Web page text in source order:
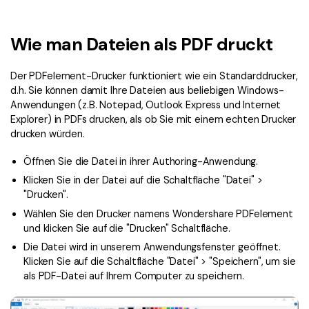
PDF komprimieren
PDF zusammenfügen
Weitere Online-Tools
PDF komprimieren
PDF organisieren
Professionelle Anwender
PDF Formular
PDF Signieren
PDF schützen
Konvertierung Tipps
Komprimieren Tipps
Weitere Themen finden
Kundengeschichten
PDF-Software-Vergleich
G2 Awards
Bessere Nutzung
Wie man Dateien als PDF druckt
Der PDFelement-Drucker funktioniert wie ein Standarddrucker,
d.h. Sie können damit Ihre Dateien aus beliebigen Windows-
Anwendungen (z.B. Notepad, Outlook Express und Internet
Explorer) in PDFs drucken, als ob Sie mit einem echten Drucker
drucken würden.
Öffnen Sie die Datei in ihrer Authoring-Anwendung.
Klicken Sie in der Datei auf die Schaltfläche "Datei" >
"Drucken".
Wählen Sie den Drucker namens Wondershare PDFelement
und klicken Sie auf die "Drucken" Schaltfläche.
Die Datei wird in unserem Anwendungsfenster geöffnet.
Klicken Sie auf die Schaltfläche "Datei" > "Speichern", um sie
als PDF-Datei auf Ihrem Computer zu speichern.